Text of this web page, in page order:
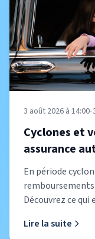
3 août 2026 à 14:00•
Cyclones et
assurance
En période
Découvrez ce
Lire la suite